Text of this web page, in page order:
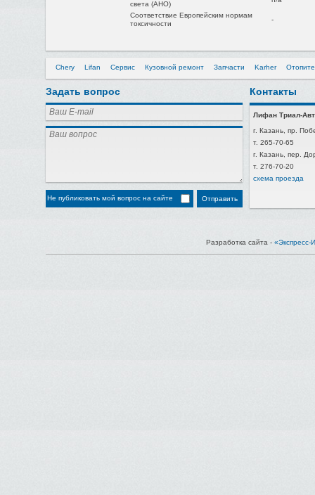
света (AHO)
Соответствие Европейским нормам
токсичности
-
Chery Lifan Сервис Кузовной ремонт Запчасти Karher
Задать вопрос
Не публиковать мой вопрос на сайте
Контакты
Лифан Триал-
г. Казань, пр.
т. 265-70-65
г. Казань, пер.
т. 276-70-20
схема проезда
Разработка сайта - «Экспресс-